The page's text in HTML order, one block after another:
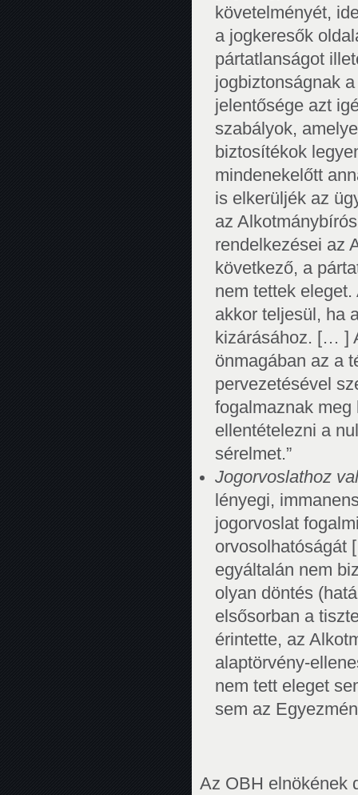
követelményét,
a jogkeresők
pártatlanságot
jogbiztonságnak
jelentősége azt
szabályok,
biztosítékok
mindenekelőtt
is elkerüljék az
az
rendelkezései az
következő, a
nem tettek
akkor teljesül, ha
kizárásához. [… ]
önmagában az a
pervezetésével
fogalmaznak
ellentételezni a
sérelmet.”
Jogorvoslathoz
lényegi,
jogorvoslat
orvosolhatóságát
egyáltalán nem
olyan döntés
elsősorban a
érintette, az
alaptörvény-
nem tett eleget
sem az
Az OBH elnökének